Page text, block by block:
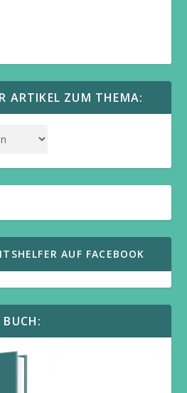
ARTIKEL ZUM THEMA:
AUF FACEBOOK